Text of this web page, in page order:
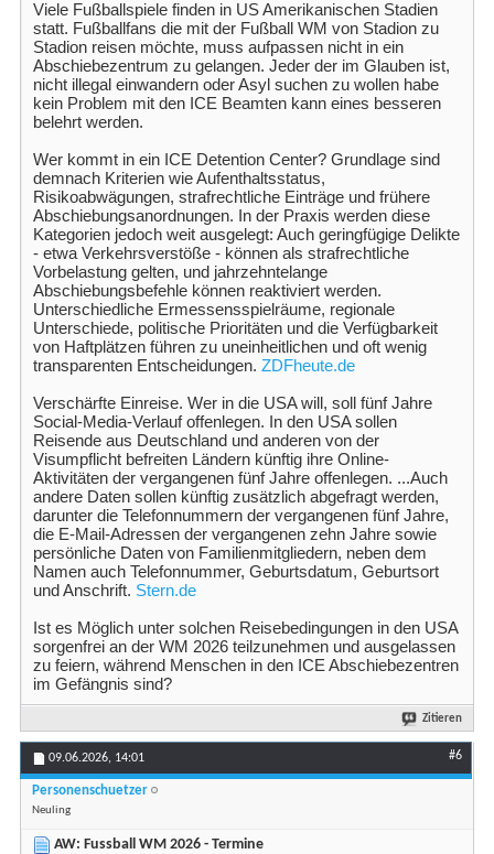
Viele Fußballspiele finden in US Amerikanischen Stadien
statt. Fußballfans die mit der Fußball WM von Stadion zu
Stadion reisen möchte, muss aufpassen nicht in ein
Abschiebezentrum zu gelangen. Jeder der im Glauben ist,
nicht illegal einwandern oder Asyl suchen zu wollen habe
kein Problem mit den ICE Beamten kann eines besseren
belehrt werden.
Wer kommt in ein ICE Detention Center? Grundlage sind
demnach Kriterien wie Aufenthaltsstatus,
Risikoabwägungen, strafrechtliche Einträge und frühere
Abschiebungsanordnungen. In der Praxis werden diese
Kategorien jedoch weit ausgelegt: Auch geringfügige Delikte
- etwa Verkehrsverstöße - können als strafrechtliche
Vorbelastung gelten, und jahrzehntelange
Abschiebungsbefehle können reaktiviert werden.
Unterschiedliche Ermessensspielräume, regionale
Unterschiede, politische Prioritäten und die Verfügbarkeit
von Haftplätzen führen zu uneinheitlichen und oft wenig
transparenten Entscheidungen. ZDFheute.de
Verschärfte Einreise. Wer in die USA will, soll fünf Jahre
Social-Media-Verlauf offenlegen. In den USA sollen
Reisende aus Deutschland und anderen von der
Visumpflicht befreiten Ländern künftig ihre Online-
Aktivitäten der vergangenen fünf Jahre offenlegen. ...Auch
andere Daten sollen künftig zusätzlich abgefragt werden,
darunter die Telefonnummern der vergangenen fünf Jahre,
die E-Mail-Adressen der vergangenen zehn Jahre sowie
persönliche Daten von Familienmitgliedern, neben dem
Namen auch Telefonnummer, Geburtsdatum, Geburtsort
und Anschrift. Stern.de
Ist es Möglich unter solchen Reisebedingungen in den USA
sorgenfrei an der WM 2026 teilzunehmen und ausgelassen
zu feiern, während Menschen in den ICE Abschiebezentren
im Gefängnis sind?
Zitieren
09.06.2026, 14:01 #6
Personenschuetzer
Neuling
AW: Fussball WM 2026 - Termine